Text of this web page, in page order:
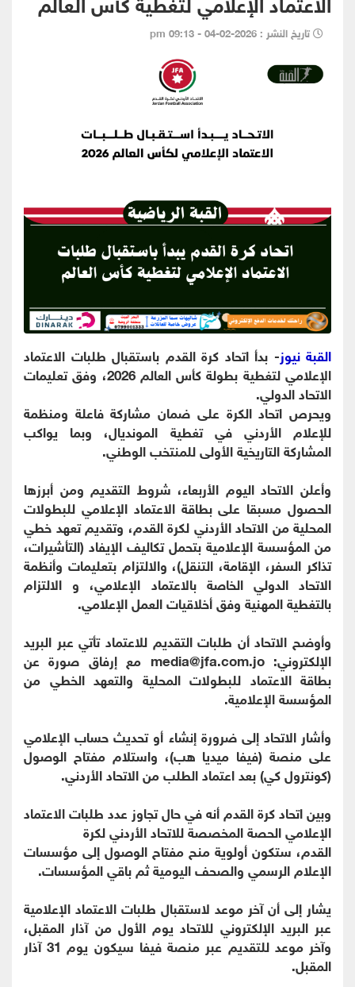
تاريخ النشر : 2026-02-04 - 09:13 pm
القبة نيوز- بدأ اتحاد كرة القدم باستقبال طلبات الاعتماد
الإعلامي لتغطية بطولة كأس العالم 2026، وفق تعليمات
الاتحاد الدولي.
ويحرص اتحاد الكرة على ضمان مشاركة فاعلة ومنظمة
للإعلام الأردني في تغطية المونديال، وبما يواكب
المشاركة التاريخية الأولى للمنتخب الوطني.
وأعلن الاتحاد اليوم الأربعاء، شروط التقديم ومن أبرزها
الحصول مسبقا على بطاقة الاعتماد الإعلامي للبطولات
المحلية من الاتحاد الأردني لكرة القدم، وتقديم تعهد خطي
من المؤسسة الإعلامية بتحمل تكاليف الإيفاد (التأشيرات،
تذاكر السفر، الإقامة، التنقل)، والالتزام بتعليمات وأنظمة
الاتحاد الدولي الخاصة بالاعتماد الإعلامي، و الالتزام
بالتغطية المهنية وفق أخلاقيات العمل الإعلامي.
وأوضح الاتحاد أن طلبات التقديم للاعتماد تأتي عبر البريد
الإلكتروني: media@jfa.com.jo مع إرفاق صورة عن
بطاقة الاعتماد للبطولات المحلية والتعهد الخطي من
المؤسسة الإعلامية.
وأشار الاتحاد إلى ضرورة إنشاء أو تحديث حساب الإعلامي
على منصة (فيفا ميديا هب)، واستلام مفتاح الوصول
(كونترول كي) بعد اعتماد الطلب من الاتحاد الأردني.
وبين اتحاد كرة القدم أنه في حال تجاوز عدد طلبات الاعتماد
الإعلامي الحصة المخصصة للاتحاد الأردني لكرة
القدم، ستكون أولوية منح مفتاح الوصول إلى مؤسسات
الإعلام الرسمي والصحف اليومية ثم باقي المؤسسات.
يشار إلى أن آخر موعد لاستقبال طلبات الاعتماد الإعلامية
عبر البريد الإلكتروني للاتحاد يوم الأول من آذار المقبل،
وآخر موعد للتقديم عبر منصة فيفا سيكون يوم 31 آذار
المقبل.